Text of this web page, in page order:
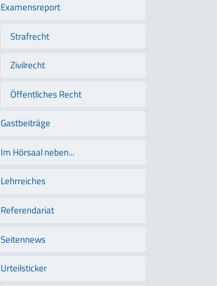
Examensreport
Strafrecht
Zivilrecht
Öffentliches Recht
Gastbeiträge
Im Hörsaal neben...
Lehrreiches
Referendariat
Seitennews
Urteilsticker